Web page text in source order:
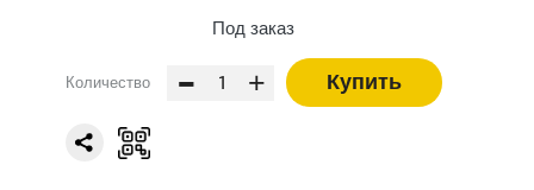
Под заказ
Количество - + Купить